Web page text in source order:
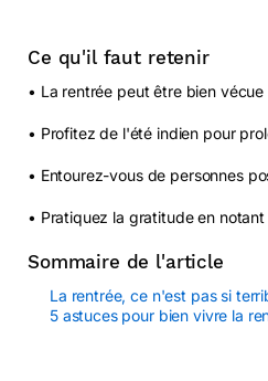
Ce qu'il faut retenir
• La rentrée peut être bien
• Profitez de l'été indien pour
• Entourez-vous de personnes
• Pratiquez la gratitude en
Sommaire de l'article
La rentrée, ce n'est pas si
5 astuces pour bien vivre la